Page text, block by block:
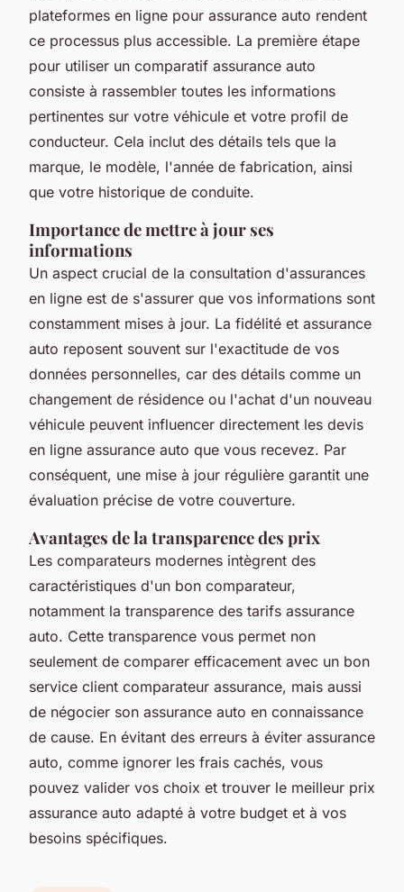
plateformes en ligne pour assurance auto rendent
ce processus plus accessible. La première étape
pour utiliser un comparatif assurance auto
consiste à rassembler toutes les informations
pertinentes sur votre véhicule et votre profil de
conducteur. Cela inclut des détails tels que la
marque, le modèle, l'année de fabrication, ainsi
que votre historique de conduite.
Importance de mettre à jour ses
informations
Un aspect crucial de la consultation d'assurances
en ligne est de s'assurer que vos informations sont
constamment mises à jour. La fidélité et assurance
auto reposent souvent sur l'exactitude de vos
données personnelles, car des détails comme un
changement de résidence ou l'achat d'un nouveau
véhicule peuvent influencer directement les devis
en ligne assurance auto que vous recevez. Par
conséquent, une mise à jour régulière garantit une
évaluation précise de votre couverture.
Avantages de la transparence des prix
Les comparateurs modernes intègrent des
caractéristiques d'un bon comparateur,
notamment la transparence des tarifs assurance
auto. Cette transparence vous permet non
seulement de comparer efficacement avec un bon
service client comparateur assurance, mais aussi
de négocier son assurance auto en connaissance
de cause. En évitant des erreurs à éviter assurance
auto, comme ignorer les frais cachés, vous
pouvez valider vos choix et trouver le meilleur prix
assurance auto adapté à votre budget et à vos
besoins spécifiques.